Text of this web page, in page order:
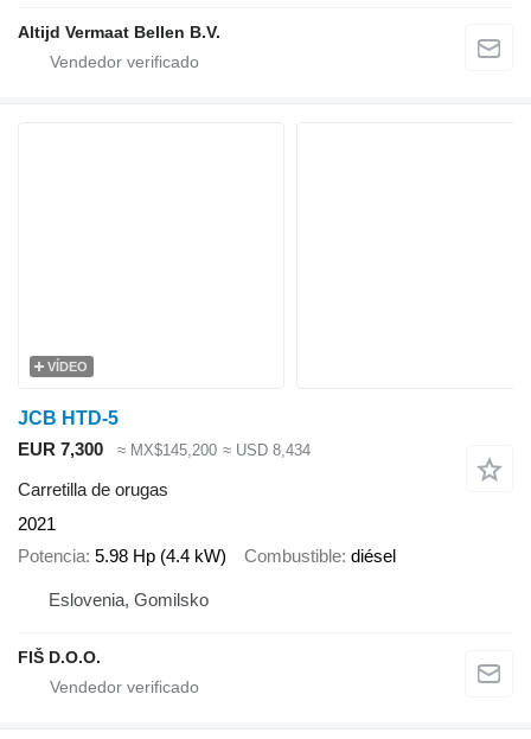
Altijd Vermaat Bellen B.V.
VÍDEO
JCB HTD-5
EUR 7,300
≈ MX$145,200 ≈ USD 8,434
Carretilla de orugas
2021
Potencia 5.98 Hp (4.4 kW) Combustible diésel
Eslovenia, Gomilsko
FIŠ D.O.O.